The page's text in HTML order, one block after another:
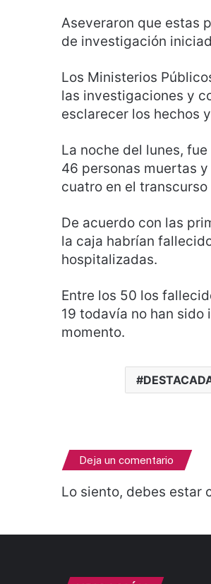
Aseveraron que estas
de investigación
Los Ministerios
las investigaciones y
esclarecer los hechos
La noche del lunes,
46 personas muertas
cuatro en el transcurso
De acuerdo con las
la caja habrían
hospitalizadas.
Entre los 50 los
19 todavía no han
momento.
Deja un comentario
Lo siento, debes estar